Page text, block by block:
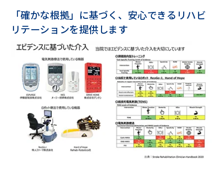
「確かな根拠」に基づく、安心できるリハビ
リテーションを提供します